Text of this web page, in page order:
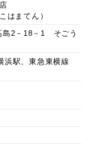
はまてん）
島2－18－1 そごう
浜駅、東急東横線